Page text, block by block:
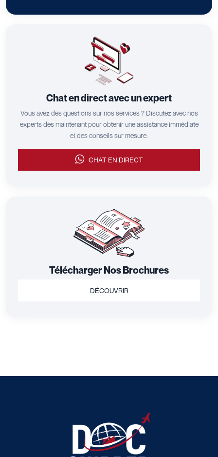
Chat en direct avec un expert
Vous avez des questions sur nos services ? Discutez avec nos
experts dès maintenant pour obtenir une assistance immédiate
et des conseils sur mesure.
CHAT EN DIRECT
Télécharger Nos Brochures
DÉCOUVRIR